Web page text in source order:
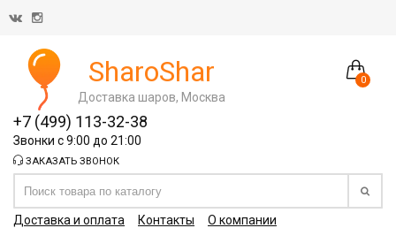
0
SharoShar
Доставка шаров, Москва
+7 (499) 113-32-38
Звонки с 9:00 до 21:00
ЗАКАЗАТЬ ЗВОНОК
Доставка и оплата Контакты О компании